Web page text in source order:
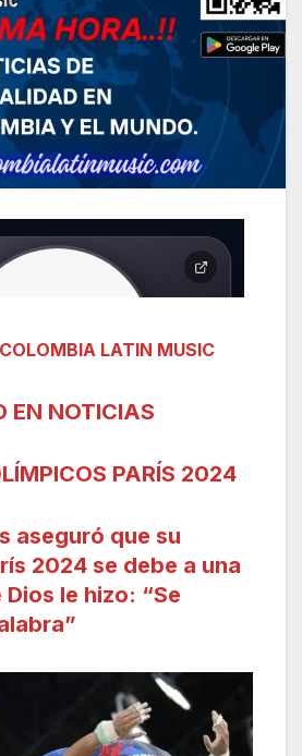
LATIN MUSIC
EN NOTICIAS
PARÍS 2024
aseguró que su
2024 se debe a una
le hizo: “Se